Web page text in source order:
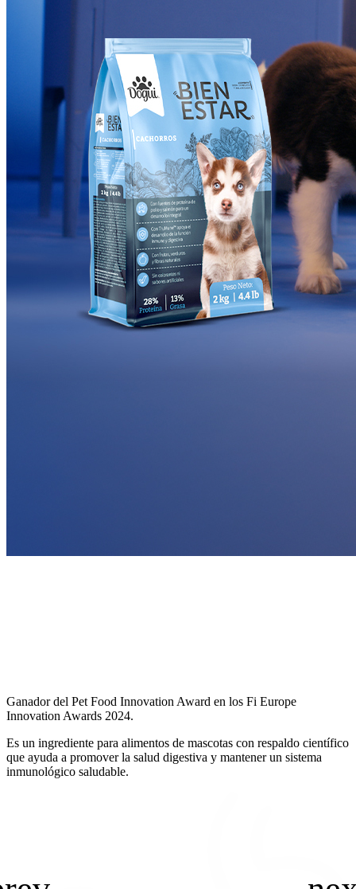
Ganador del Pet Food Innovation Award en los Fi Europe
Innovation Awards 2024.
Es un ingrediente para alimentos de mascotas con respaldo científico
que ayuda a promover la salud digestiva y mantener un sistema
inmunológico saludable.